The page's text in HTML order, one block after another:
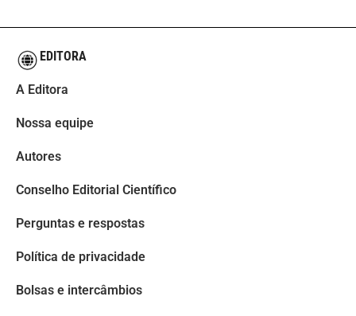
EDITORA
A Editora
Nossa equipe
Autores
Conselho Editorial Científico
Perguntas e respostas
Política de privacidade
Bolsas e intercâmbios